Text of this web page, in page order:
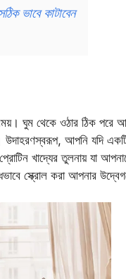
ভাবে কাটাবেন
ঘুম থেকে ওঠার ঠিক পরে
উদাহরণস্বরূপ, আপনি যদি একটি
খাদ্যের তুলনায় যা
স্ক্রোল করা আপনার